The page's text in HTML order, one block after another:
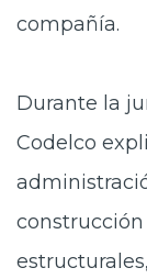
compañía.
Durante la
Codelco
construcción
estructurales